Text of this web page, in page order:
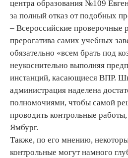
центра образования №109
за полный отказ от подобных
– Всероссийские проверочные
прерогатива самих учебных
обязательно «всем брать под
неукоснительно выполняя
инстанций, касающиеся ВПР.
администрация наделена
полномочиями, чтобы самой
проводить контрольные
Ямбург.
Также, по его мнению,
контрольные могут намного